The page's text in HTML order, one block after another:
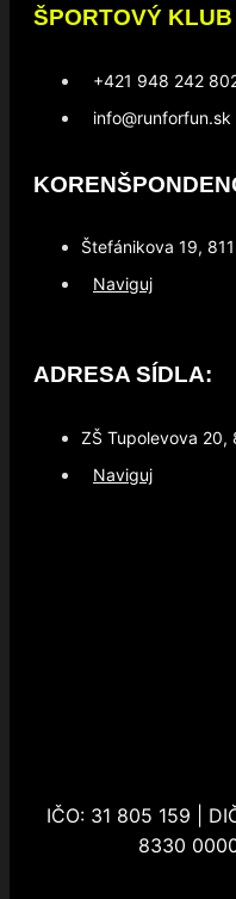
ŠPORTOVÝ
+421 948 242
info@runforfun.sk
Štefánikova 19,
Naviguj
ADRESA SÍDLA:
ZŠ Tupolevova 20,
Naviguj
IČO: 31 805 159 |
8330